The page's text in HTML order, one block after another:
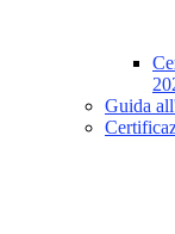
Guida